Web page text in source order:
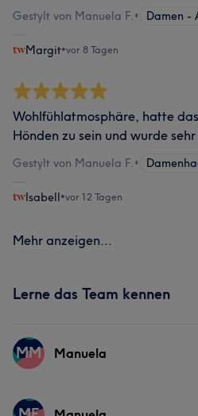
Gestylt von Manuela F.• Damen -
Margit•vor 8 Tagen
Wohlfühlatmosphäre, hatte
Hönden zu sein und wurde
Gestylt von Manuela F.•
Isabell•vor 12 Tagen
Mehr anzeigen...
Lerne das Team kennen
MM Manuela
Services